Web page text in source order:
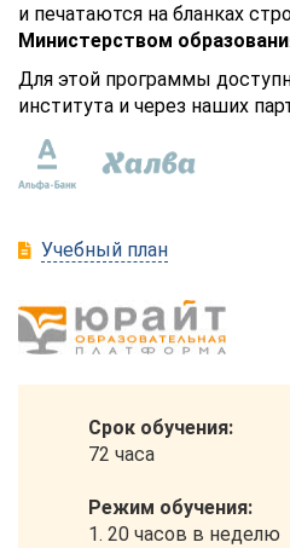
и печатаются на бланках
Министерством
Для этой программы
института и через наших
Учебный план
Срок обучения:
72 часа
Режим обучения:
1. 20 часов в неделю